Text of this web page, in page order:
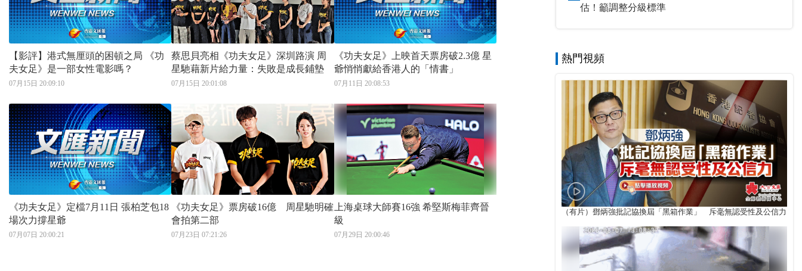
【影評】港式無厘頭的困頓之局 《功
夫女足》是一部女性電影嗎？
07月15日 20:09:10
蔡思貝亮相《功夫女足》深圳路演 周
星馳藉新片給力量：失敗是成長鋪墊
07月15日 20:01:08
《功夫女足》上映首天票房破2.3億 星
爺悄悄獻給香港人的「情書」
07月11日 20:08:53
《功夫女足》定檔7月11日 張柏芝包18
場次力撐星爺
07月07日 20:00:21
《功夫女足》票房破16億 周星馳明確
會拍第二部
07月23日 07:21:26
上海桌球大師賽16強 希堅斯梅菲齊晉
級
07月29日 20:00:46
估！籲調整分級標準
熱門視頻
（有片）鄧炳強批記協換屆「黑箱作業」 斥毫無認受性及公信力